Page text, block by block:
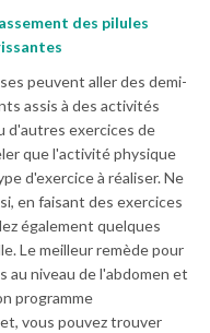
des pilules
peuvent aller des demi-
assis à des activités
d'autres exercices de
que l'activité physique
d'exercice à réaliser. Ne
en faisant des exercices
également quelques
Le meilleur remède pour
au niveau de l'abdomen et
programme
vous pouvez trouver